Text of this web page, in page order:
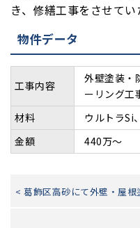
き、修繕工事をさせてい
物件データ
工事内容
外壁塗装・
ーリング工
材料
ウルトラSi
金額
440万～
< 葛飾区高砂にて外壁・屋